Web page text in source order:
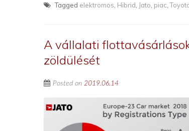
Tagged elektromos Hibrid Jato piac ,
A vállalati
zöldülését
Posted on 2019.06.14